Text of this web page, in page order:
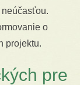
o
projektu.
pre